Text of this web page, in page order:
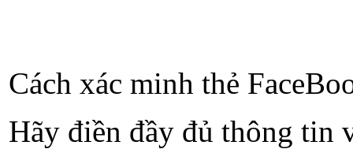
Cách xác minh thẻ
Hãy điền đầy đủ thông tin